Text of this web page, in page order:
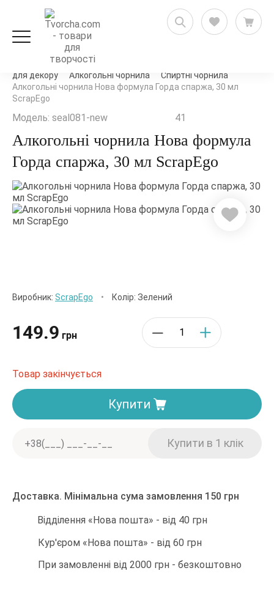
Декорування та декупаж
для декору
Алкогольні чорнила
Спиртні чорнила
Алкогольні чорнила Нова формула Горда спаржа, 30 мл
ScrapEgo
Модель: seal081-new 41
Алкогольні чорнила Нова формула
Горда спаржа, 30 мл ScrapEgo
Виробник: ScrapEgo • Колір: Зелений
149.9 грн
Товар закінчується
Купити
Доставка. Мінімальна сума замовлення 150 грн
Відділення «Нова пошта» - від 40 грн
Кур'єром «Нова пошта» - від 60 грн
При замовленні від 2000 грн - безкоштовно